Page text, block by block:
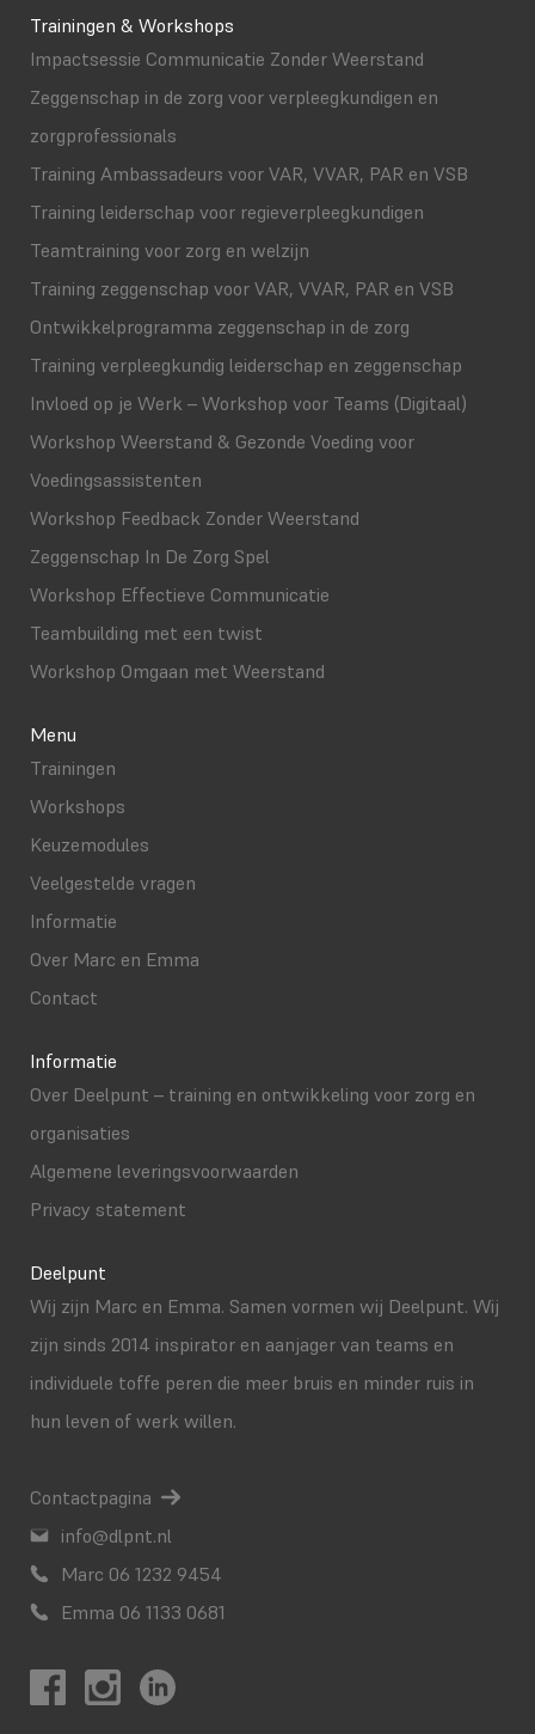
Trainingen & Workshops
Impactsessie Communicatie Zonder Weerstand
Zeggenschap in de zorg voor verpleegkundigen en
zorgprofessionals
Training Ambassadeurs voor VAR, VVAR, PAR en VSB
Training leiderschap voor regieverpleegkundigen
Teamtraining voor zorg en welzijn
Training zeggenschap voor VAR, VVAR, PAR en VSB
Ontwikkelprogramma zeggenschap in de zorg
Training verpleegkundig leiderschap en zeggenschap
Invloed op je Werk – Workshop voor Teams (Digitaal)
Workshop Weerstand & Gezonde Voeding voor
Voedingsassistenten
Workshop Feedback Zonder Weerstand
Zeggenschap In De Zorg Spel
Workshop Effectieve Communicatie
Teambuilding met een twist
Workshop Omgaan met Weerstand
Menu
Trainingen
Workshops
Keuzemodules
Veelgestelde vragen
Informatie
Over Marc en Emma
Contact
Informatie
Over Deelpunt – training en ontwikkeling voor zorg en
organisaties
Algemene leveringsvoorwaarden
Privacy statement
Deelpunt
Wij zijn Marc en Emma. Samen vormen wij Deelpunt. Wij
zijn sinds 2014 inspirator en aanjager van teams en
individuele toffe peren die meer bruis en minder ruis in
hun leven of werk willen.
Contactpagina
info@dlpnt.nl
Marc 06 1232 9454
Emma 06 1133 0681